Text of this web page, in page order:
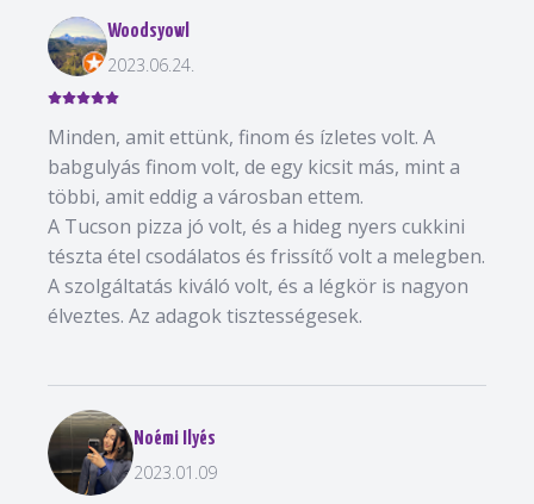
Woodsyowl
2023.06.24.
Minden, amit ettünk, finom és ízletes volt. A
babgulyás finom volt, de egy kicsit más, mint a
többi, amit eddig a városban ettem.
A Tucson pizza jó volt, és a hideg nyers cukkini
tészta étel csodálatos és frissítő volt a melegben.
A szolgáltatás kiváló volt, és a légkör is nagyon
élveztes. Az adagok tisztességesek.
Noémi Ilyés
2023.01.09